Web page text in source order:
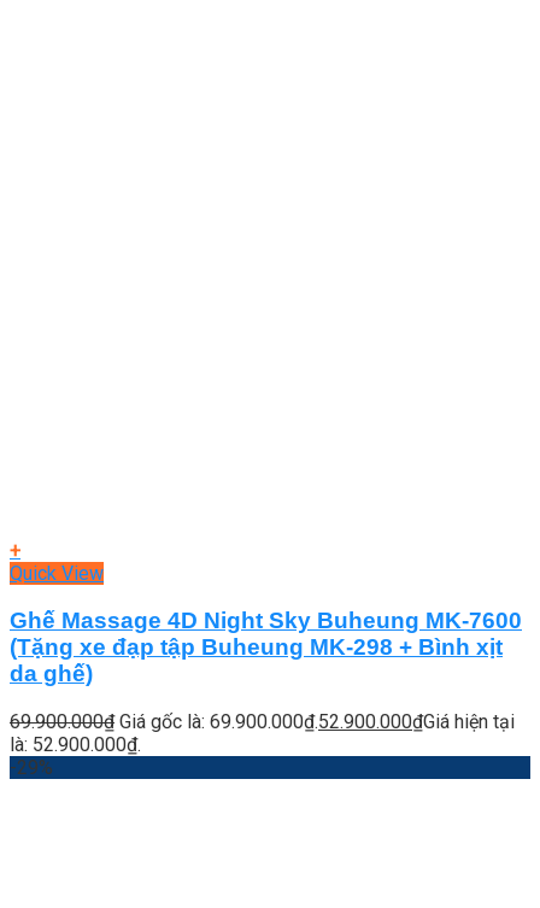
+
Quick View
Ghế Massage 4D Night Sky Buheung MK-7600
(Tặng xe đạp tập Buheung MK-298 + Bình xịt
da ghế)
69.900.000₫ Giá gốc là: 69.900.000₫.52.900.000₫Giá hiện tại
là: 52.900.000₫.
-29%